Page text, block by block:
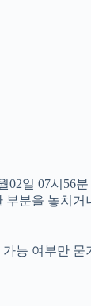
일 07시56
분을 놓치
능 여부만